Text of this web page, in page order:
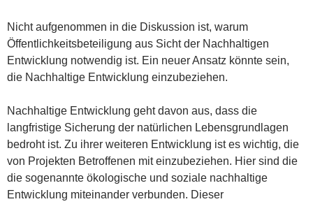
Nicht aufgenommen in die Diskussion ist, warum
Öffentlichkeitsbeteiligung aus Sicht der Nachhaltigen
Entwicklung notwendig ist. Ein neuer Ansatz könnte sein,
die Nachhaltige Entwicklung einzubeziehen.
Nachhaltige Entwicklung geht davon aus, dass die
langfristige Sicherung der natürlichen Lebensgrundlagen
bedroht ist. Zu ihrer weiteren Entwicklung ist es wichtig, die
von Projekten Betroffenen mit einzubeziehen. Hier sind die
die sogenannte ökologische und soziale nachhaltige
Entwicklung miteinander verbunden. Dieser